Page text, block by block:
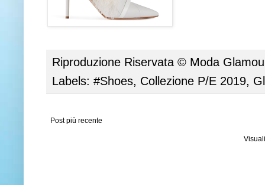
Riproduzione Riservata © Moda
Labels: #Shoes Collezione P/E 2019
Post più recente